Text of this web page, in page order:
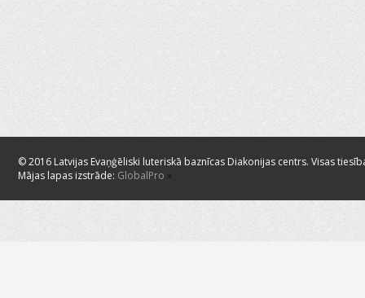
© 2016 Latvijas Evaņģēliski luteriskā baznīcas Diakonijas centrs. Visas
Mājas lapas izstrāde: GlobalPro »